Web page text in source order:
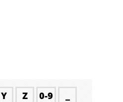
Y Z 0-9